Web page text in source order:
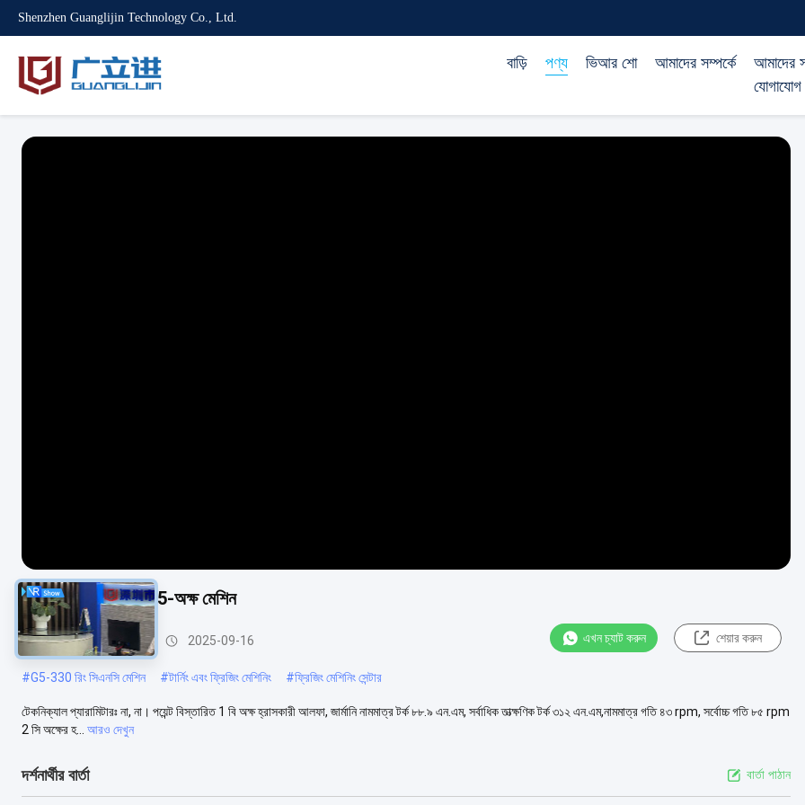
Shenzhen Guanglijin Technology Co., Ltd.
বাড়ি পণ্য ভিআর শো আমাদের সম্পর্কে
আমাদের
জি 5-240 চার-স্টেশন 5-অক্ষ মেশিন
ইন্ডাস্ট্রিয়াল সিএনসি মেশিন 2025-09-16 এখন চ্যাট করুন শেয়ার করুন
#G5-330 রিং সিএনসি মেশিন #টার্নিং এবং ফ্রিজিং মেশিনিং #ফ্রিজিং মেশিনিং সেন্টার
টেকনিক্যাল প্যারামিটারঃ না, না। পয়েন্ট বিস্তারিত 1 বি অক্ষ হ্রাসকারী আলফা, জার্মানি নামমাত্র টর্ক ৮৮.৯ এন.এম, সর্বাধিক তাত্ক্ষণিক টর্ক ৩১২ এন.এম,নামমাত্র গতি ৪৩ rpm, সর্বোচ্চ গতি ৮৫ rpm
2 সি অক্ষের হ...
আরও দেখুন
দর্শনার্থীর বার্তা বার্তা পাঠান